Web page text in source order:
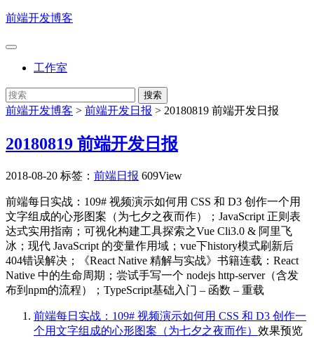
前端开发博客
工作室
前端开发博客 > 前端开发日报 > 20180819 前端开发日报
20180819 前端开发日报
2018-08-20 标签： 前端日报 609View
前端每日实战：109# 视频演示如何用 CSS 和 D3 创作一个用
文字组成的心形图案（为七夕之夜而作）；JavaScript 正则表
达式实用指南；可视化构建工具探索之Vue Cli3.0 & 阿里飞
冰；现代 JavaScript 的变量作用域；vue下history模式刷新后
404错误解决；《React Native 精解与实战》书籍连载：React
Native 中的生命周期；尝试手写一个 nodejs http-server（含发
布到npm的流程）；TypeScript基础入门 – 函数 – 重载
前端每日实战：109# 视频演示如何用 CSS 和 D3 创作一
个用文字组成的心形图案（为七夕之夜而作） 效果预览